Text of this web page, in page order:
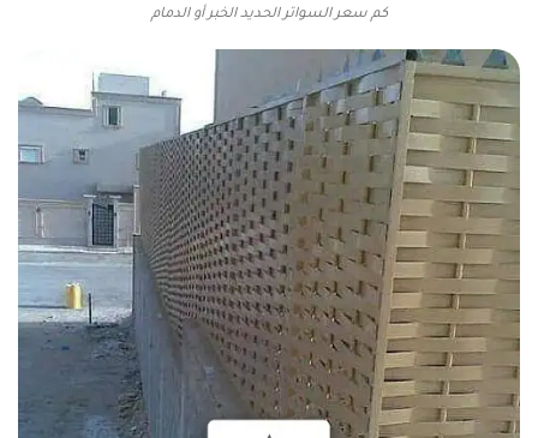
كم سعر السواتر الحديد الخبر أو الدمام